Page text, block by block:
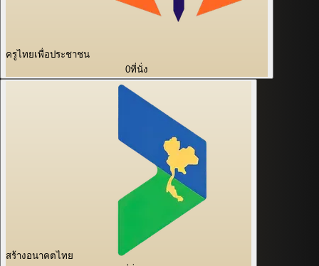
ครูไทยเพื่อประชาชน
0ที่นั่ง
สร้างอนาคตไทย